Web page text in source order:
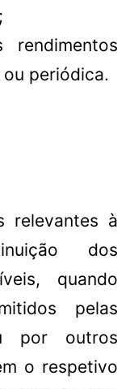
periódica.
relevantes à
dos
quando
pelas
por outros
o respetivo